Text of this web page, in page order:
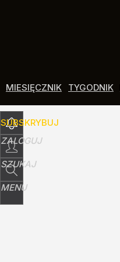
MIESIĘCZNIK TYGODNIK
SUBSKRYBUJ
ZALOGUJ
SZUKAJ
MENU